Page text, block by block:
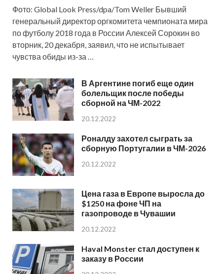
Фото: Global Look Press/dpa/Tom Weller Бывший
генеральный директор оргкомитета чемпионата мира
по футболу 2018 года в России Алексей Сорокин во
вторник, 20 декабря, заявил, что не испытывает
чувства обиды из-за …
В Аргентине погиб еще один
болельщик после победы
сборной на ЧМ-2022
20.12.2022
Роналду захотел сыграть за
сборную Португалии в ЧМ-2026
20.12.2022
Цена газа в Европе выросла до
$1250 на фоне ЧП на
газопроводе в Чувашии
20.12.2022
Haval Monster стал доступен к
заказу в России